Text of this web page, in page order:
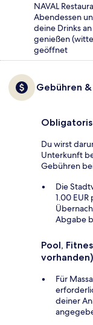
NAVAL
Abendessen
deine Drinks
genießen
geöffnet
Gebühren
Du wirst
Unterkunft
Gebühren
Die
1.00
Abgabe
Pool,
vorhanden)
Für
deiner